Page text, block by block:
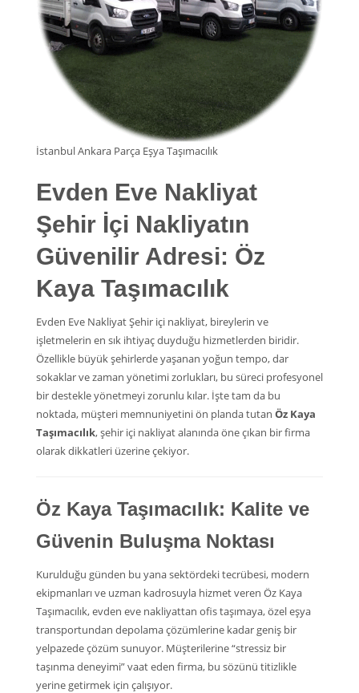
İstanbul Ankara Parça Eşya Taşımacılık
Evden Eve Nakliyat
Şehir İçi Nakliyatın
Güvenilir Adresi: Öz
Kaya Taşımacılık
Evden Eve Nakliyat Şehir içi nakliyat, bireylerin ve
işletmelerin en sık ihtiyaç duyduğu hizmetlerden biridir.
Özellikle büyük şehirlerde yaşanan yoğun tempo, dar
sokaklar ve zaman yönetimi zorlukları, bu süreci profesyonel
bir destekle yönetmeyi zorunlu kılar. İşte tam da bu
noktada, müşteri memnuniyetini ön planda tutan Öz Kaya
Taşımacılık, şehir içi nakliyat alanında öne çıkan bir firma
olarak dikkatleri üzerine çekiyor.
Öz Kaya Taşımacılık: Kalite ve
Güvenin Buluşma Noktası
Kurulduğu günden bu yana sektördeki tecrübesi, modern
ekipmanları ve uzman kadrosuyla hizmet veren Öz Kaya
Taşımacılık, evden eve nakliyattan ofis taşımaya, özel eşya
transportundan depolama çözümlerine kadar geniş bir
yelpazede çözüm sunuyor. Müşterilerine “stressiz bir
taşınma deneyimi” vaat eden firma, bu sözünü titizlikle
yerine getirmek için çalışıyor.